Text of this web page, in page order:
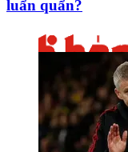
luẩn quẩn?